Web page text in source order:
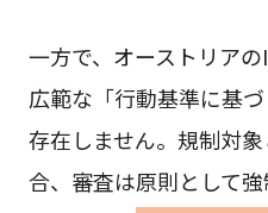
一方で、オーストリア
広範な「行動基準に基
存在しません。規制対
合、審査は原則として